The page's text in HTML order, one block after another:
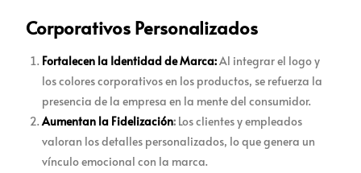
Corporativos Personalizados
Fortalecen la Identidad de Marca:Al integrar el logo y
los colores corporativos en los productos, se refuerza la
presencia de la empresa en la mente del consumidor.
Aumentan la Fidelización: Los clientes y empleados
valoran los detalles personalizados, lo que genera un
vínculo emocional con la marca.